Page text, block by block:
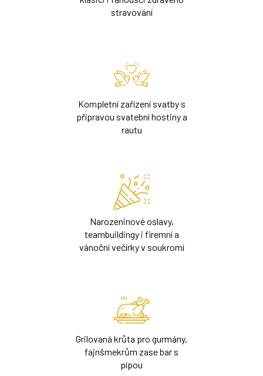
stravování
Kompletní zařízení svatby s
přípravou svatební hostiny a
rautu
Narozeninové oslavy,
teambuildingy i firemní a
vánoční večírky v soukromí
Grilovaná krůta pro gurmány,
fajnšmekrům zase bar s
pípou